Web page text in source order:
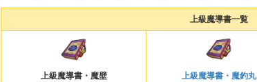
上級魔導書一覧
上級魔導書・魔壁 上級魔導書・魔釣丸